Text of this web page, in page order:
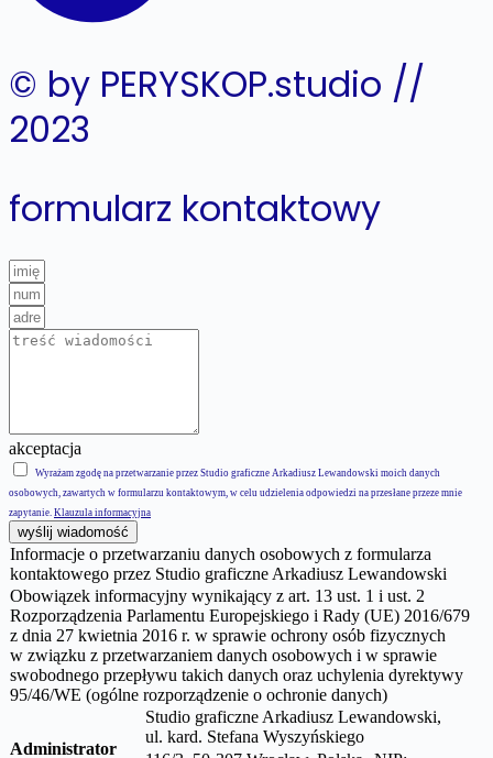
© by PERYSKOP.studio //
2023
formularz kontaktowy
akceptacja
Wyrażam zgodę na przetwarzanie przez Studio graficzne Arkadiusz Lewandowski moich danych
osobowych, zawartych w formularzu kontaktowym, w celu udzielenia odpowiedzi na przesłane przeze mnie
zapytanie. Klauzula informacyjna
wyślij wiadomość
Informacje o przetwarzaniu danych osobowych z formularza
kontaktowego przez Studio graficzne Arkadiusz Lewandowski
Obowiązek informacyjny wynikający z art. 13 ust. 1 i ust. 2
Rozporządzenia Parlamentu Europejskiego i Rady (UE) 2016/679
z dnia 27 kwietnia 2016 r. w sprawie ochrony osób fizycznych
w związku z przetwarzaniem danych osobowych i w sprawie
swobodnego przepływu takich danych oraz uchylenia dyrektywy
95/46/WE (ogólne rozporządzenie o ochronie danych)
Administrator
Studio graficzne Arkadiusz Lewandowski,
ul. kard. Stefana Wyszyńskiego